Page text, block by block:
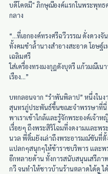
บดีโคตมี" ภิกษุณีองค์แรกในพระพุทธ
กลาง
“...ที่เอกองค์ทรงศรีฉวีวรรณ ดั่งดวง
ทั้งคมขำล้ำนางสำอางสะอาด โอษฐ์
เฉลิมศรี
ใส่เครื่องทรงมงกุฎดังบุตรี แก้วมณีเน
เรือง...”
บทกลอนจาก “รำพันพิลาป” หนึ่งในง
สุนทรภู่ประพันธ์ขึ้นขณะจำพรรษาที่
พาเราเข้าใกล้และรู้จักพระองค์เจ้า
เรื่อยๆ ถึงพระสิริโฉมที่งดงามและพร
นวล พี่ติ๋มยังเล่าถึงพระอารมณ์ขันที่ตั้
แปลกๆสนุกๆให้ข้าราชบริพาร และพ
อีกหลายด้าน ทั้งการสนับสนุนเสรีภ
กวี จนทำให้ชาวบ้านร้านตลาดได้ดู ไ